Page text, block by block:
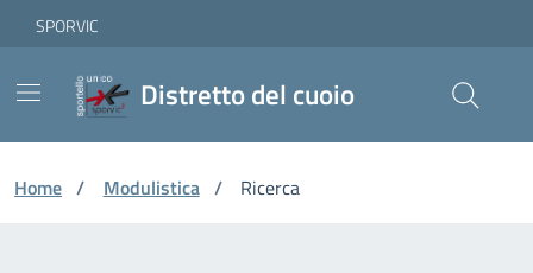
Skip to Main Content
Vai ai contenuti
Vai al footer
SPORVIC
Distretto del cuoio
Home / Modulistica / Ricerca